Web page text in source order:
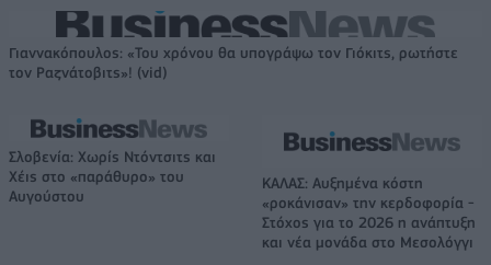
Γιαννακόπουλος: «Του χρόνου θα υπογράψω τον Γιόκιτς, ρωτήστε
τον Ραζνάτοβιτς»! (vid)
Σλοβενία: Χωρίς Ντόντσιτς και
Χέις στο «παράθυρο» του
Αυγούστου
ΚΑΛΑΣ: Αυξημένα κόστη
«ροκάνισαν» την κερδοφορία -
Στόχος για το 2026 η ανάπτυξη
και νέα μονάδα στο Μεσολόγγι